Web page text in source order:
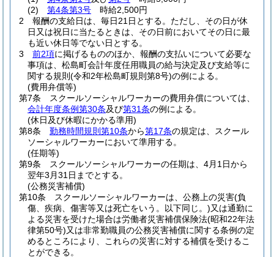
(2)
第4条第3号 時給2,500円
2
報酬の支給日は、毎日21日とする。 ただし、その日が休
日又は祝日に当たるときは、その日前においてその日に最
も近い休日等でない日とする。
3
前2項に掲げるもののほか、報酬の支払いについて必要な
事項は、松島町会計年度任用職員の給与決定及び支給等に
関する規則 (令和2年松島町規則第8号)の例による。
(費用弁償等)
第7条
スクールソーシャルワーカーの費用弁償については、
会計年度条例第30条及び第31条の例による。
(休日及び休暇にかかる準用)
第8条
勤務時間規則第10条から第17条の規定は、スクール
ソーシャルワーカーにおいて準用する。
(任期等)
第9条
スクールソーシャルワーカーの任期は、4月1日から
翌年3月31日までとする。
(公務災害補償)
第10条
スクールソーシャルワーカーは、公務上の災害(負
傷、疾病、傷害等又は死亡をいう。以下同じ。)又は通勤に
よる災害を受けた場合は労働者災害補償保険法(昭和22年法
律第50号)又は非常勤職員の公務災害補償に関する条例の定
めるところにより、これらの災害に対する補償を受けるこ
とができる。